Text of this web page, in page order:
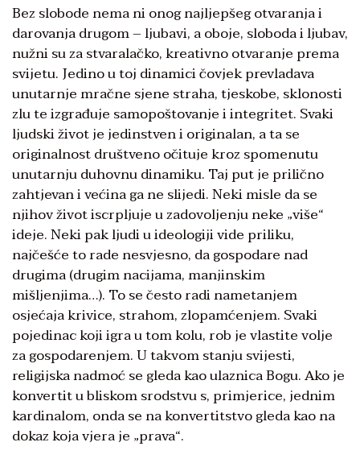
Bez slobode nema ni onog najljepšeg otvaranja i
darovanja drugom – ljubavi, a oboje, sloboda i ljubav,
nužni su za stvaralačko, kreativno otvaranje prema
svijetu. Jedino u toj dinamici čovjek prevladava
unutarnje mračne sjene straha, tjeskobe, sklonosti
zlu te izgrađuje samopoštovanje i integritet. Svaki
ljudski život je jedinstven i originalan, a ta se
originalnost društveno očituje kroz spomenutu
unutarnju duhovnu dinamiku. Taj put je prilično
zahtjevan i većina ga ne slijedi. Neki misle da se
njihov život iscrpljuje u zadovoljenju neke „više“
ideje. Neki pak ljudi u ideologiji vide priliku,
najčešće to rade nesvjesno, da gospodare nad
drugima (drugim nacijama, manjinskim
mišljenjima…). To se često radi nametanjem
osjećaja krivice, strahom, zlopamćenjem. Svaki
pojedinac koji igra u tom kolu, rob je vlastite volje
za gospodarenjem. U takvom stanju svijesti,
religijska nadmoć se gleda kao ulaznica Bogu. Ako je
konvertit u bliskom srodstvu s, primjerice, jednim
kardinalom, onda se na konvertitstvo gleda kao na
dokaz koja vjera je „prava“.